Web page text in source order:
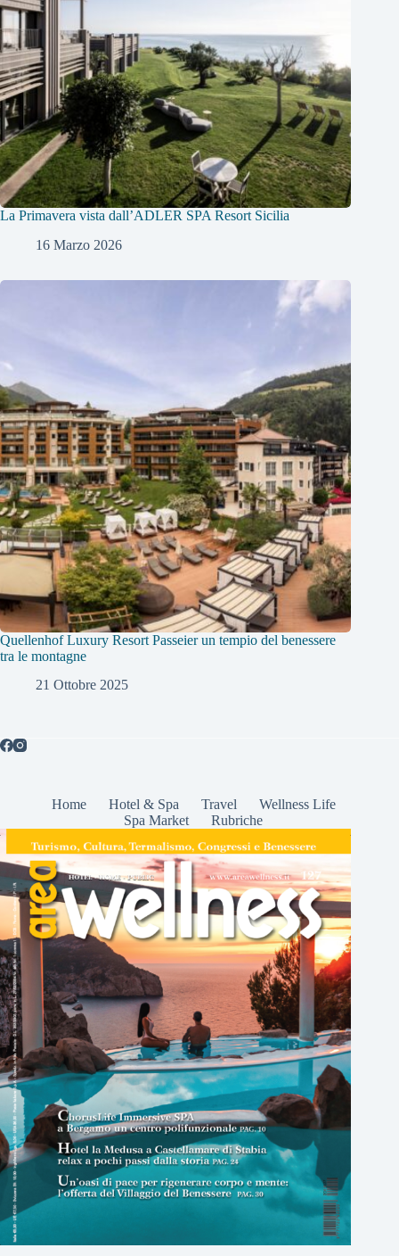
La Primavera vista dall’ADLER SPA Resort Sicilia
16 Marzo 2026
Quellenhof Luxury Resort Passeier un tempio del benessere
tra le montagne
21 Ottobre 2025
Home Hotel & Spa Travel
Wellness Life
Spa Market
Rubriche